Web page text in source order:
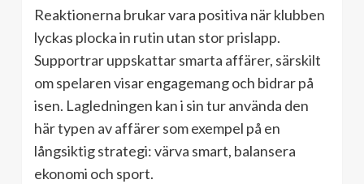
Reaktionerna brukar vara positiva när klubben
lyckas plocka in rutin utan stor prislapp.
Supportrar uppskattar smarta affärer, särskilt
om spelaren visar engagemang och bidrar på
isen. Lagledningen kan i sin tur använda den
här typen av affärer som exempel på en
långsiktig strategi: värva smart, balansera
ekonomi och sport.